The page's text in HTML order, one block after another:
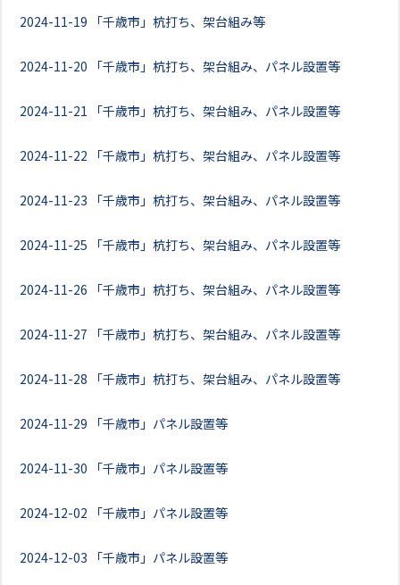
2024-11-19 「千歳市」杭打ち、架台組み等
2024-11-20 「千歳市」杭打ち、架台組み、パネル設置等
2024-11-21 「千歳市」杭打ち、架台組み、パネル設置等
2024-11-22 「千歳市」杭打ち、架台組み、パネル設置等
2024-11-23 「千歳市」杭打ち、架台組み、パネル設置等
2024-11-25 「千歳市」杭打ち、架台組み、パネル設置等
2024-11-26 「千歳市」杭打ち、架台組み、パネル設置等
2024-11-27 「千歳市」杭打ち、架台組み、パネル設置等
2024-11-28 「千歳市」杭打ち、架台組み、パネル設置等
2024-11-29 「千歳市」パネル設置等
2024-11-30 「千歳市」パネル設置等
2024-12-02 「千歳市」パネル設置等
2024-12-03 「千歳市」パネル設置等